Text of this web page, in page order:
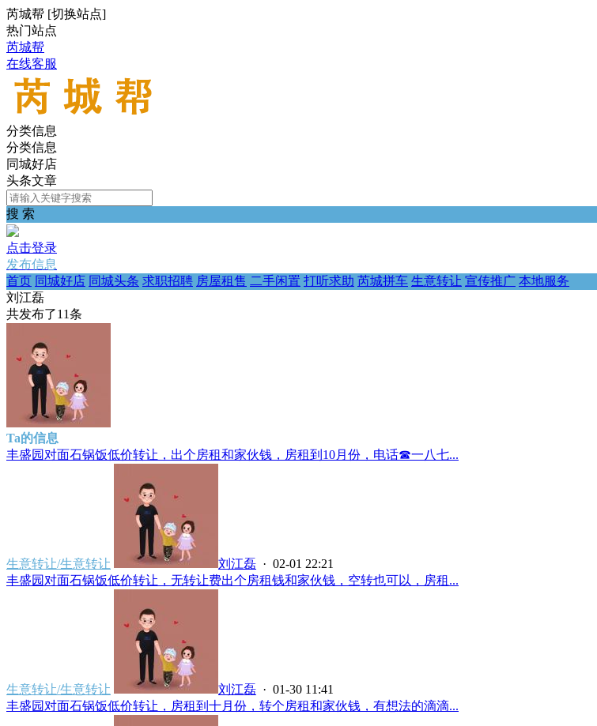
芮城帮 [切换站点]
热门站点
芮城帮
在线客服
分类信息
分类信息
同城好店
头条文章
搜 索
点击登录
发布信息
首页 同城好店 同城头条 求职招聘 房屋租售 二手闲置 打听求助 芮城拼车 生意转让 宣传推广 本地服务
刘江磊
共发布了11条
Ta的信息
丰盛园对面石锅饭低价转让，出个房租和家伙钱，房租到10月份，电话☎一八七...
生意转让/生意转让 刘江磊 · 02-01 22:21
丰盛园对面石锅饭低价转让，无转让费出个房租钱和家伙钱，空转也可以，房租...
生意转让/生意转让 刘江磊 · 01-30 11:41
丰盛园对面石锅饭低价转让，房租到十月份，转个房租和家伙钱，有想法的滴滴...